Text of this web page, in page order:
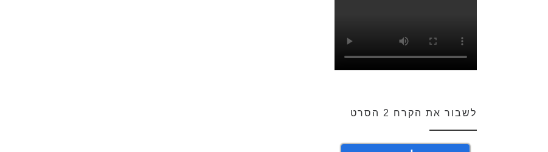
לשבור את הקרח 2 הסרט